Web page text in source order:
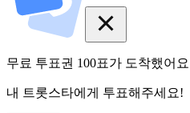
무료 투표권 100표가 도착했어
내 트롯스타에게 투표해주세요!